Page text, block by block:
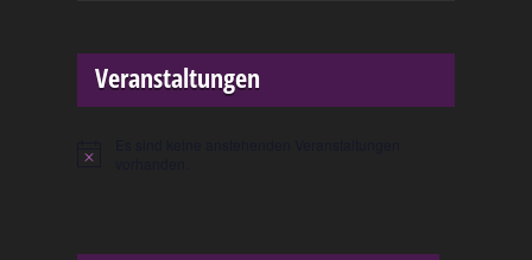
Veranstaltungen
Hinweis